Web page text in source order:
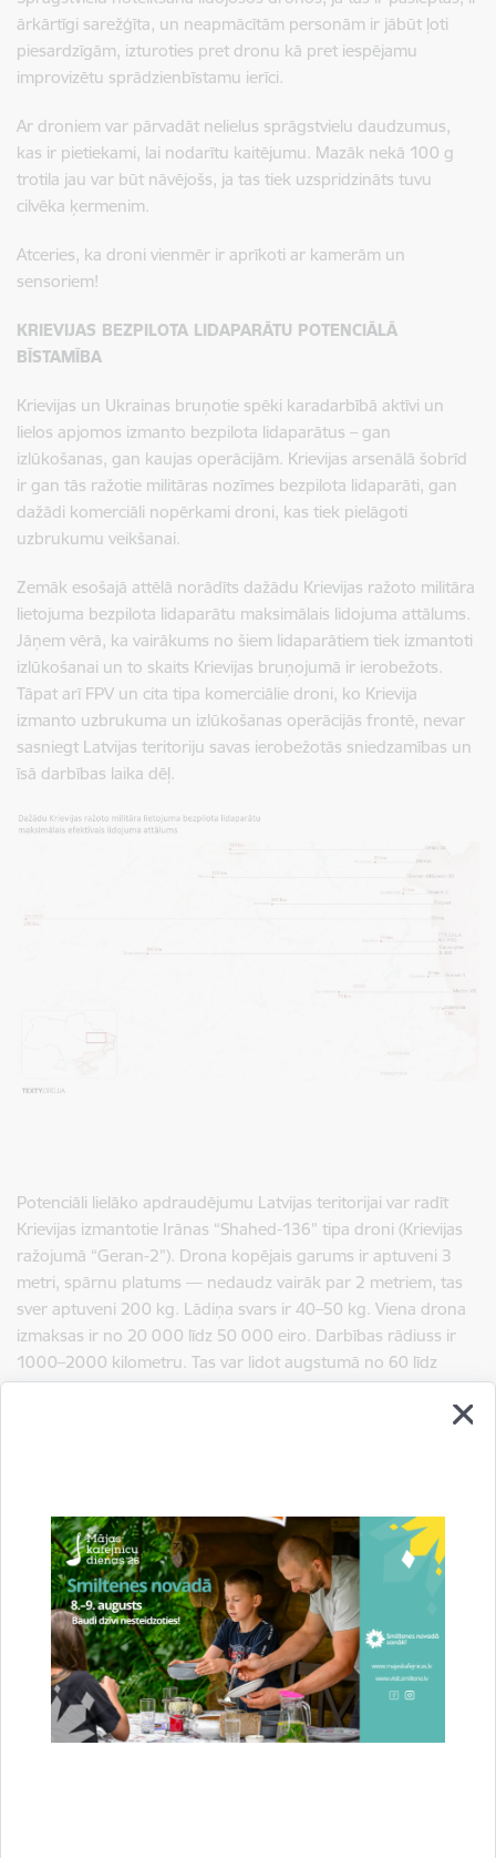
ārkārtīgi sarežģīta, un neapmācītām personām ir jābūt ļoti
piesardzīgām, izturoties pret dronu kā pret iespējamu
improvizētu sprādzienbīstamu ierīci.
Ar droniem var pārvadāt nelielus sprāgstvielu daudzumus,
kas ir pietiekami, lai nodarītu kaitējumu. Mazāk nekā 100 g
trotila jau var būt nāvējošs, ja tas tiek uzspridzināts tuvu
cilvēka ķermenim.
Atceries, ka droni vienmēr ir aprīkoti ar kamerām un
sensoriem!
KRIEVIJAS BEZPILOTA LIDAPARĀTU POTENCIĀLĀ
BĪSTAMĪBA
Krievijas un Ukrainas bruņotie spēki karadarbībā aktīvi un
lielos apjomos izmanto bezpilota lidaparātus – gan
izlūkošanas, gan kaujas operācijām. Krievijas arsenālā šobrīd
ir gan tās ražotie militāras nozīmes bezpilota lidaparāti, gan
dažādi komerciāli nopērkami droni, kas tiek pielāgoti
uzbrukumu veikšanai.
Zemāk esošajā attēlā norādīts dažādu Krievijas ražoto militāra
lietojuma bezpilota lidaparātu maksimālais lidojuma attālums.
Jāņem vērā, ka vairākums no šiem lidaparātiem tiek izmantoti
izlūkošanai un to skaits Krievijas bruņojumā ir ierobežots.
Tāpat arī FPV un cita tipa komerciālie droni, ko Krievija
izmanto uzbrukuma un izlūkošanas operācijās frontē, nevar
sasniegt Latvijas teritoriju savas ierobežotās sniedzamības un
īsā darbības laika dēļ.
Potenciāli lielāko apdraudējumu Latvijas teritorijai var radīt
Krievijas izmantotie Irānas “Shahed-136” tipa droni (Krievijas
ražojumā “Geran-2”). Drona kopējais garums ir aptuveni 3
metri, spārnu platums — nedaudz vairāk par 2 metriem, tas
sver aptuveni 200 kg. Lādiņa svars ir 40–50 kg. Viena drona
izmaksas ir no 20 000 līdz 50 000 eiro. Darbības rādiuss ir
1000–2000 kilometru. Tas var lidot augstumā no 60 līdz
4000 m.
lāpstiņu propelleri. Lai sasniegtu mērķi, tam ir vienkārša
inerciālā navigācijas sistēma ar komerciāla lietojuma GPS
sistēmu. Drons var būt aprīkots arī ar fotoiekārtu, kas var
uzņemt statiskus un reāllaika attēlus vai video.